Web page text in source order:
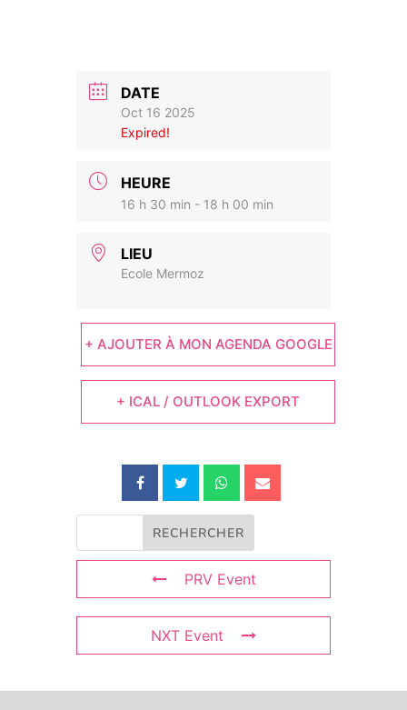
DATE
Oct 16 2025
Expired!
HEURE
16 h 30 min - 18 h 00 min
LIEU
Ecole Mermoz
+ AJOUTER À MON AGENDA GOOGLE
+ ICAL / OUTLOOK EXPORT
PRV Event
NXT Event